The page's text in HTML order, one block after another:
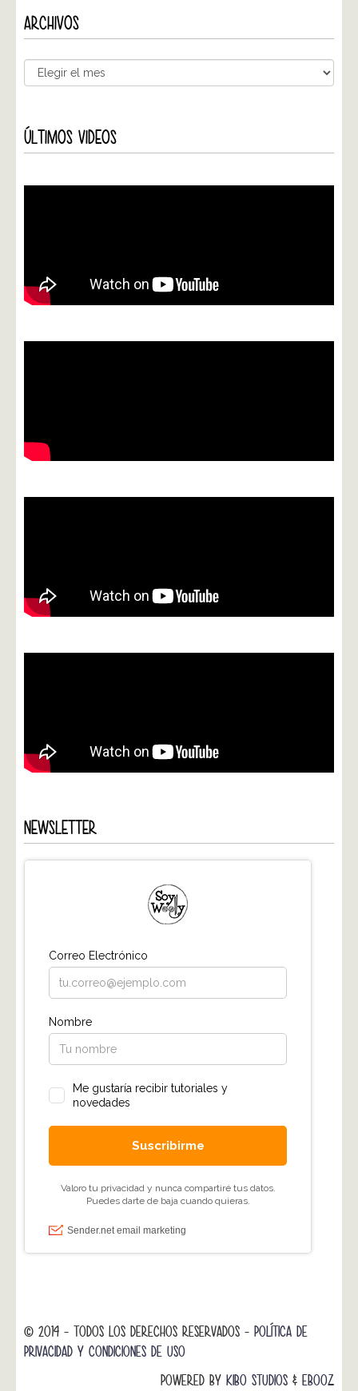
ARCHIVOS
ÚLTIMOS VIDEOS
NEWSLETTER
© 2014 - TODOS LOS DERECHOS RESERVADOS - POLÍTICA DE
PRIVACIDAD Y CONDICIONES DE USO
POWERED BY KIBO STUDIOS & EBOOZ